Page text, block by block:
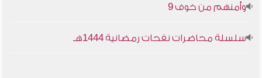
وأمنهم من خوف 9
سلسلة محاضرات نفحات رمضانية 1444هـ